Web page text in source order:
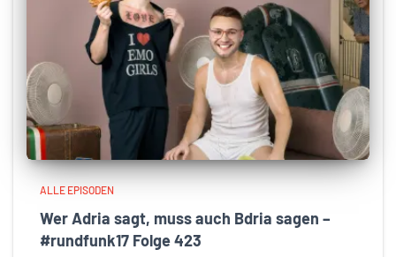
ALLE EPISODEN
Wer Adria sagt, muss auch Bdria sagen –
#rundfunk17 Folge 423